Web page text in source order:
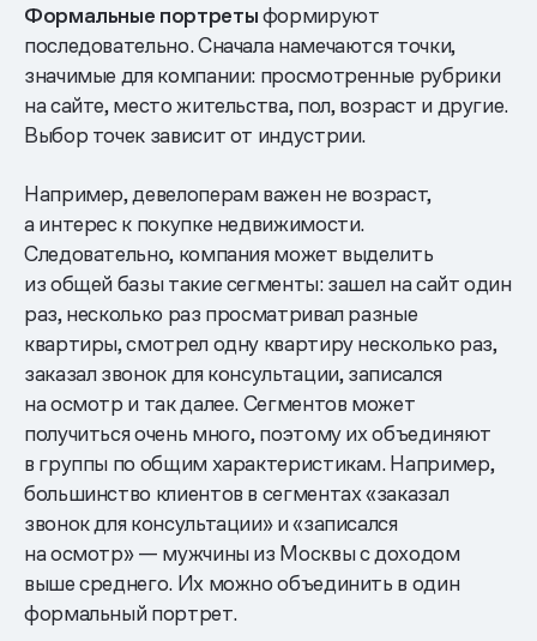
Формальные портретыформируют
последовательно. Сначала намечаются точки,
значимые для компании: просмотренные рубрики
на сайте, место жительства, пол, возраст и другие.
Выбор точек зависит от индустрии.
Например, девелоперам важен не возраст,
а интерес к покупке недвижимости.
Следовательно, компания может выделить
из общей базы такие сегменты: зашел на сайт один
раз, несколько раз просматривал разные
квартиры, смотрел одну квартиру несколько раз,
заказал звонок для консультации, записался
на осмотр и так далее. Сегментов может
получиться очень много, поэтому их объединяют
в группы по общим характеристикам. Например,
большинство клиентов в сегментах «заказал
звонок для консультации» и «записался
на осмотр» — мужчины из Москвы с доходом
выше среднего. Их можно объединить в один
формальный портрет.